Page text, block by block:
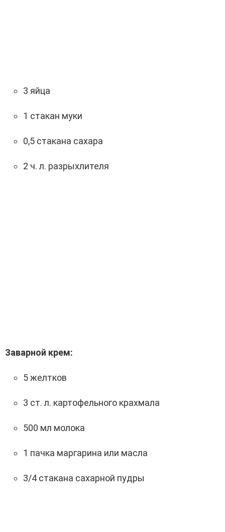
3 яйца
1 стакан муки
0,5 стакана сахара
2 ч. л. разрыхлителя
Заварной крем:
5 желтков
3 ст. л. картофельного крахмала
500 мл молока
1 пачка маргарина или масла
3/4 стакана сахарной пудры